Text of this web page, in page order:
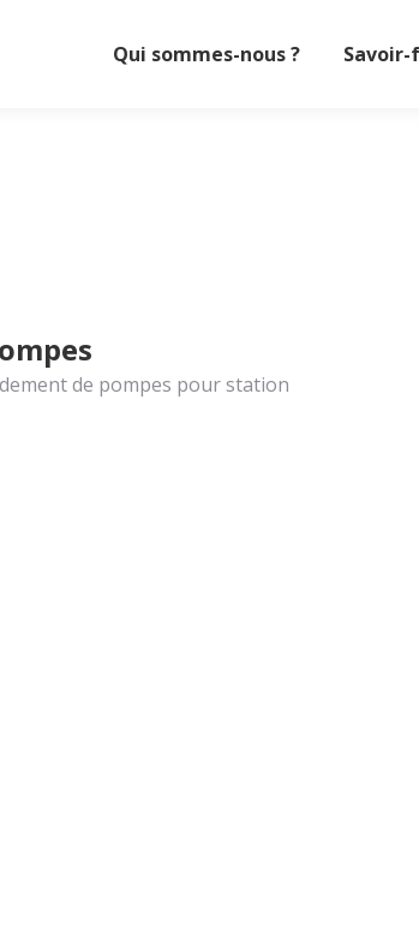
Qui sommes-nous ?
de pompes pour station